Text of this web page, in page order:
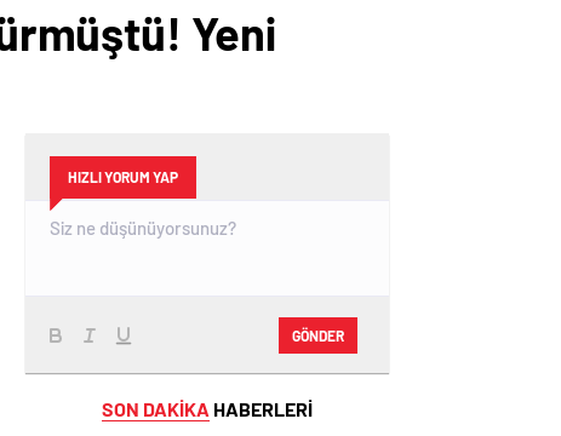
Yeni
HIZLI YORUM YAP
GÖNDER
SON DAKİKA HABERLERİ